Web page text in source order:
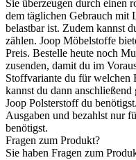
Sie überzeugen durch einen
dem täglichen Gebrauch mit
belastbar ist. Zudem kannst
zählen. Joop Möbelstoffe
Preis. Bestelle heute noch
zusenden, damit du im
Stoffvariante du für welchen
kannst du dann
Joop Polsterstoff du
Ausgaben und bezahlst nur
benötigst.
Fragen zum Produkt?
Sie haben Fragen zum